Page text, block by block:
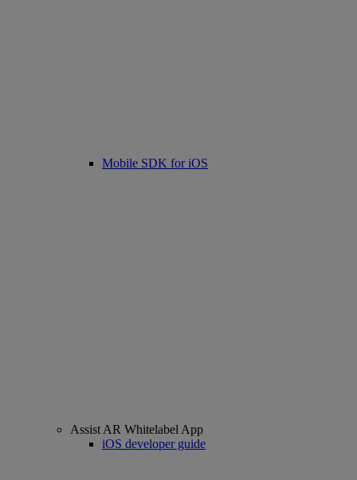
Mobile SDK for iOS
Assist AR Whitelabel App
iOS developer guide